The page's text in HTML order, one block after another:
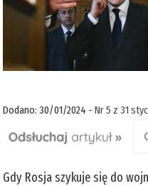
Dodano: 30/01/2024 -Nr 5 z 31
Gdy Rosja szykuje się do